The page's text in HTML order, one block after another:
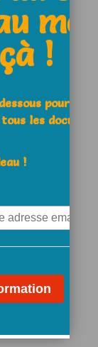
la
corps
!
pour
les
!